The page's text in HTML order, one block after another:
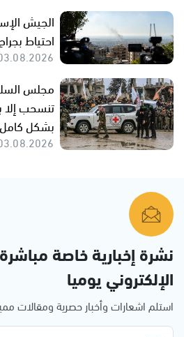
الجيش
احتياط
مجلس
تنسحب
بشكل كامل
نشرة إخبارية خاصة
الإلكتروني يوميا
استلم اشعارات وأخبار حصرية ومقالات